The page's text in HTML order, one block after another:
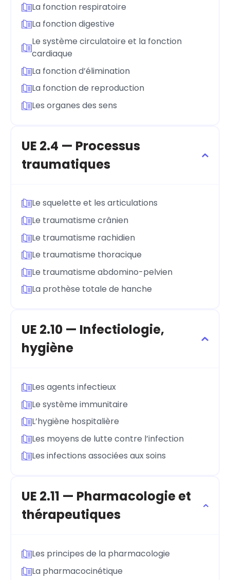
La fonction respiratoire
La fonction digestive
Le système circulatoire et la fonction
cardiaque
La fonction d’élimination
La fonction de reproduction
Les organes des sens
UE 2.4 — Processus
traumatiques
Le squelette et les articulations
Le traumatisme crânien
Le traumatisme rachidien
Le traumatisme thoracique
Le traumatisme abdomino-pelvien
La prothèse totale de hanche
UE 2.10 — Infectiologie,
hygiène
Les agents infectieux
Le système immunitaire
L’hygiène hospitalière
Les moyens de lutte contre l’infection
Les infections associées aux soins
UE 2.11 — Pharmacologie et
thérapeutiques
Les principes de la pharmacologie
La pharmacocinétique